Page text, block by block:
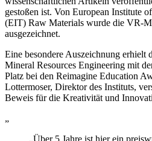
gestoßen ist. Von European Institute
(EIT) Raw Materials wurde die VR-
ausgezeichnet.
Eine besondere Auszeichnung erhielt
Mineral Resources Engineering mit
Platz bei den Reimagine Education
Lottermoser, Direktor des Instituts,
Beweis für die Kreativität und
„
„Über 5 Jahre ist hier ein